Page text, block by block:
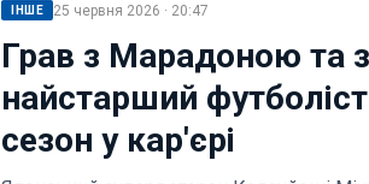
ІНШЕ 25 червня 2026 · 20:47
Грав з Марадоною та
найстарший
сезон у кар'єрі